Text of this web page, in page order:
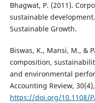
Bhagwat, P. (2011).
sustainable
Sustainable Growth.
Biswas, K., Mansi, M., &
composition,
and environmental
Accounting Review,
https://doi.org/10.1108/